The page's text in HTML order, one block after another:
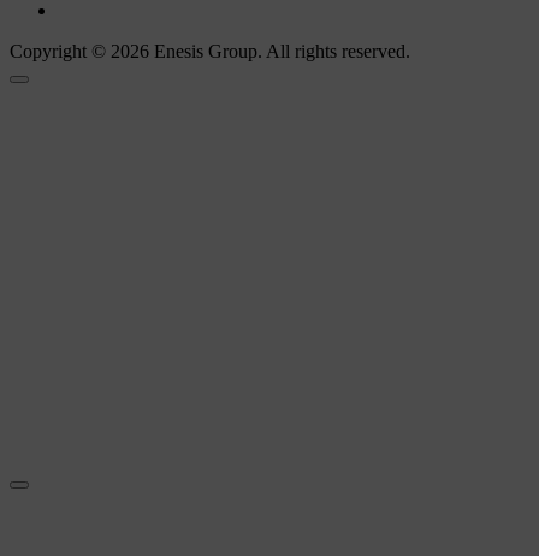
Copyright © 2026 Enesis Group. All rights reserved.